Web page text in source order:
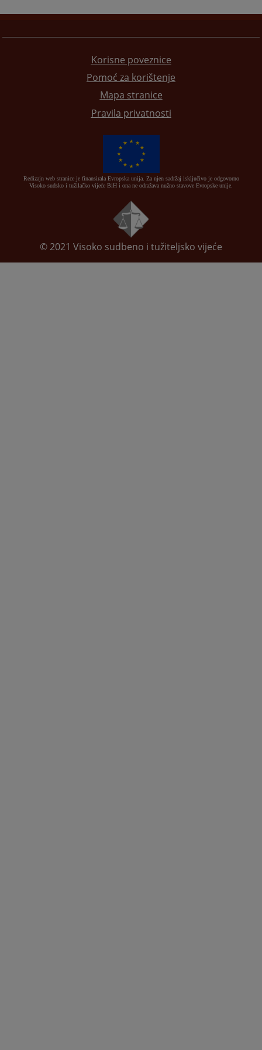
Korisne poveznice
Pomoć za korištenje
Mapa stranice
Pravila privatnosti
Redizajn web stranice je finansirala Evropska unija. Za njen sadržaj isključivo je odgovorno
Visoko sudsko i tužilačko vijeće BiH i ona ne odražava nužno stavove Evropske unije.
© 2021 Visoko sudbeno i tužiteljsko vijeće